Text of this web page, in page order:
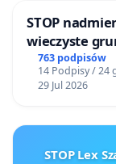
STOP
wieczyste
ogrody
763 podpisów
14 Podpisy / 24
29 Jul 2026
STOP Lex